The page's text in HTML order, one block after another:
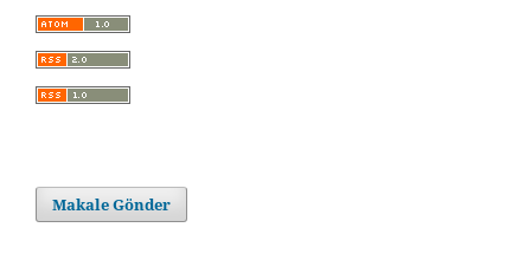
Makale Gönder